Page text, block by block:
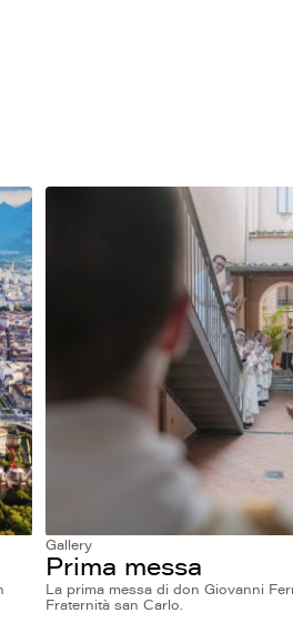
Gallery
Prima messa
La prima messa di don Giovanni
Fraternità san Carlo.